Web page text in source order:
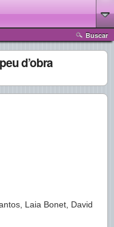
Buscar
d’obra
Laia Bonet, David